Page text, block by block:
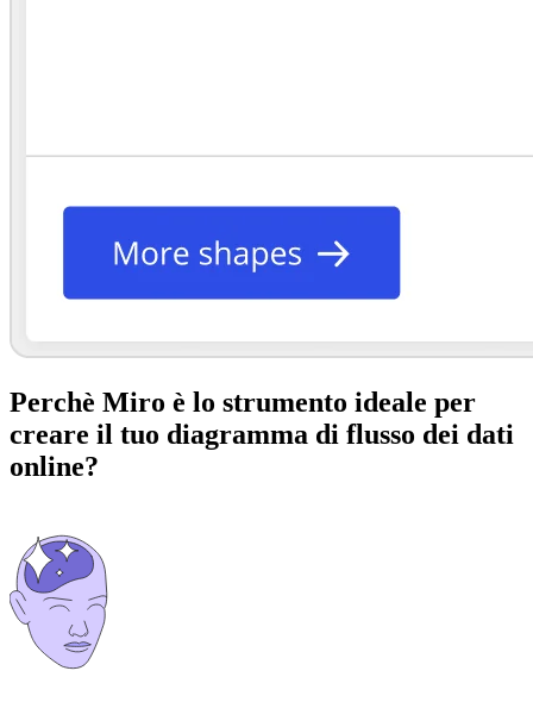
Perchè Miro è lo strumento ideale per
creare il tuo diagramma di flusso dei dati
online?